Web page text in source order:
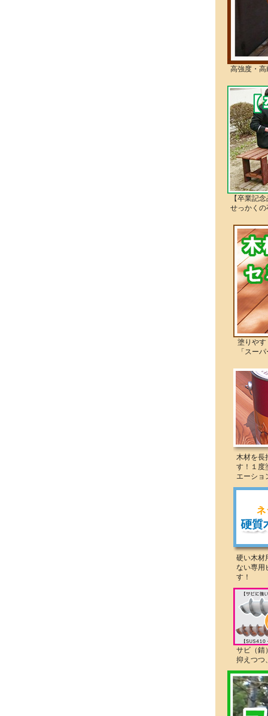
高強度・
【卒業記
せっかく
塗りやす
「スーパ
木材を長
す！１度
エーショ
硬い木材
ない専用
す！
サビ（錆
抑えつつ